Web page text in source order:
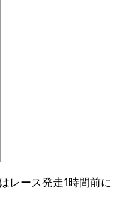
レース発走1時間前に